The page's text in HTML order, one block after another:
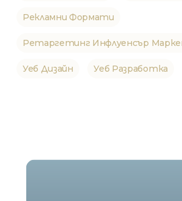
Рекламни Формати
Ретаргетинг Инфлуенсър
Уеб Дизайн Уеб Разработка